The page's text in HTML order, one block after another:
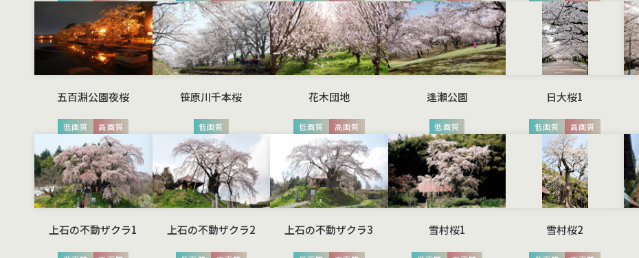
五百淵公園夜桜
低画質 高画質
笹原川千本桜
低画質
花木団地
低画質 高画質
逢瀬公園
低画質
日大桜1
低画質 高画質
上石の不動ザクラ1 上石の不動ザクラ2 上石の不動ザクラ3 雪村桜1 雪村桜2